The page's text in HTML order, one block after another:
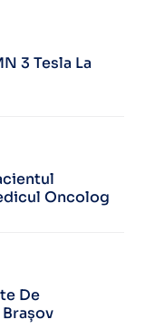
3 Tesla La
Oncolog
De